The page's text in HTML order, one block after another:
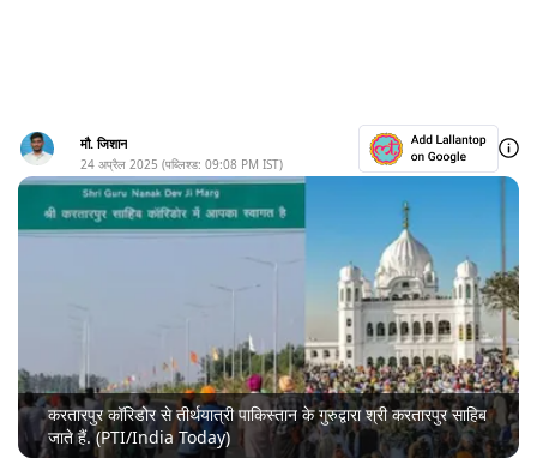
मौ. जिशान
24 अप्रैल 2025 (पब्लिश्ड: 09:08 PM IST)
करतारपुर कॉरिडोर से तीर्थयात्री पाकिस्तान के गुरुद्वारा श्री करतारपुर साहिब
जाते हैं. (PTI/India Today)